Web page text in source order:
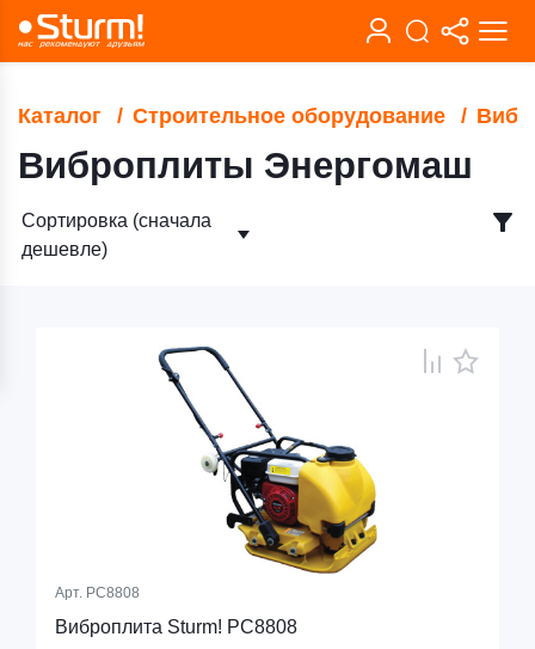
Каталог Строительное оборудование
Виброплиты Энергомаш
Сортировка (сначала
дешевле)
Арт. PC8808
Виброплита Sturm! PC8808